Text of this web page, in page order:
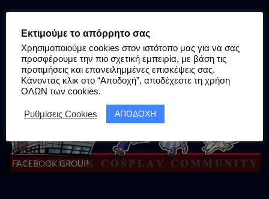
ΣΤΗΝ ΟΜΑΔΑ ΜΑΣ ΣΤΟ FACΕBOOK!
FACEBOOK GROUP
Εκτιμούμε το απόρρητο σας
Χρησιμοποιούμε cookies στον ιστότοπο μας για να σας
προσφέρουμε την πιο σχετική εμπειρία, με βάση τις
προτιμήσεις και επανειλημμένες επισκέψεις σας.
Κάνοντας κλικ στο “Αποδοχή”, αποδέχεστε τη χρήση
ΟΛΩΝ των cookies.
Ρυθμίσεις Cookies ΑΠΟΔΟΧΗ